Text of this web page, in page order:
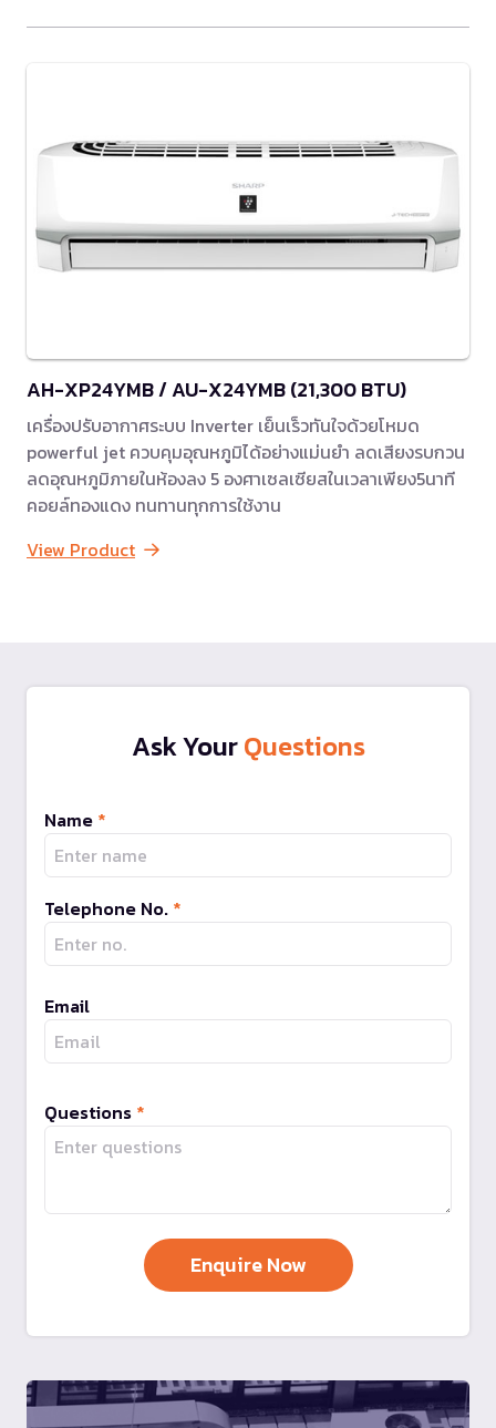
AH-XP24YMB / AU-X24YMB (21,300 BTU)
เครื่องปรับอากาศระบบ Inverter เย็นเร็วทันใจด้วยโหมด
powerful jet ควบคุมอุณหภูมิได้อย่างแม่นยำ ลดเสียงรบกวน
ลดอุณหภูมิภายในห้องลง 5 องศาเซลเซียสในเวลาเพียง5นาที
คอยล์ทองแดง ทนทานทุกการใช้งาน
View Product
Ask YourQuestions
Name *
Telephone No. *
Email
Questions *